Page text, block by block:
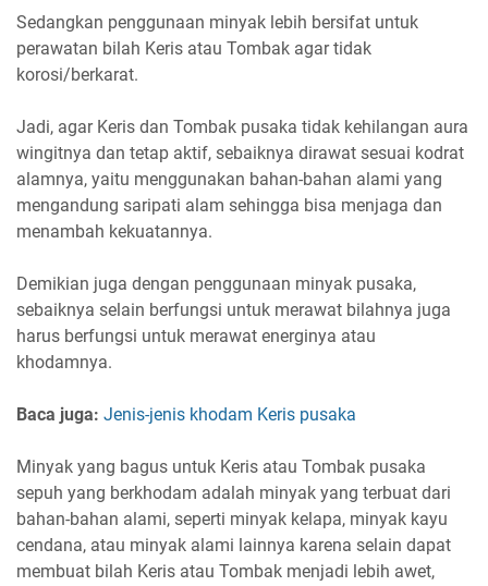
Sedangkan penggunaan minyak lebih bersifat untuk
perawatan bilah Keris atau Tombak agar tidak
korosi/berkarat.
Jadi, agar Keris dan Tombak pusaka tidak kehilangan aura
wingitnya dan tetap aktif, sebaiknya dirawat sesuai kodrat
alamnya, yaitu menggunakan bahan-bahan alami yang
mengandung saripati alam sehingga bisa menjaga dan
menambah kekuatannya.
Demikian juga dengan penggunaan minyak pusaka,
sebaiknya selain berfungsi untuk merawat bilahnya juga
harus berfungsi untuk merawat energinya atau
khodamnya.
Baca juga: Jenis-jenis khodam Keris pusaka
Minyak yang bagus untuk Keris atau Tombak pusaka
sepuh yang berkhodam adalah minyak yang terbuat dari
bahan-bahan alami, seperti minyak kelapa, minyak kayu
cendana, atau minyak alami lainnya karena selain dapat
membuat bilah Keris atau Tombak menjadi lebih awet,